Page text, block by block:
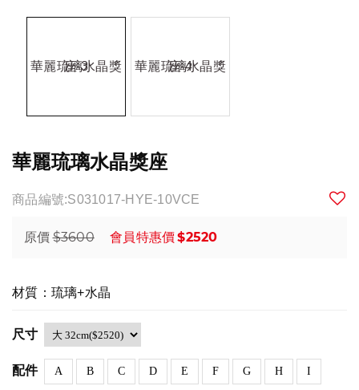
華麗琉璃水晶獎座
商品編號:S031017-HYE-10VCE
原價 $3600 會員特惠價$2520
材質：琉璃+水晶
尺寸
配件 A B C D E F G H I